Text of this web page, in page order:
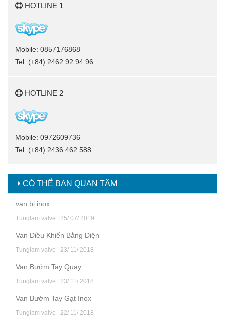
HOTLINE 1
Mobile: 0857176868
Tel: (+84) 2462 92 94 96
HOTLINE 2
Mobile: 0972609736
Tel: (+84) 2436.462.588
CÓ THỂ BẠN QUAN TÂM
van bi inox
Tunglam valve | 25/ 07/ 2019
Van Điều Khiển Bằng Điện
Tunglam valve | 23/ 11/ 2018
Van Bướm Tay Quay
Tunglam valve | 23/ 11/ 2018
Van Bướm Tay Gạt Inox
Tunglam valve | 22/ 11/ 2018